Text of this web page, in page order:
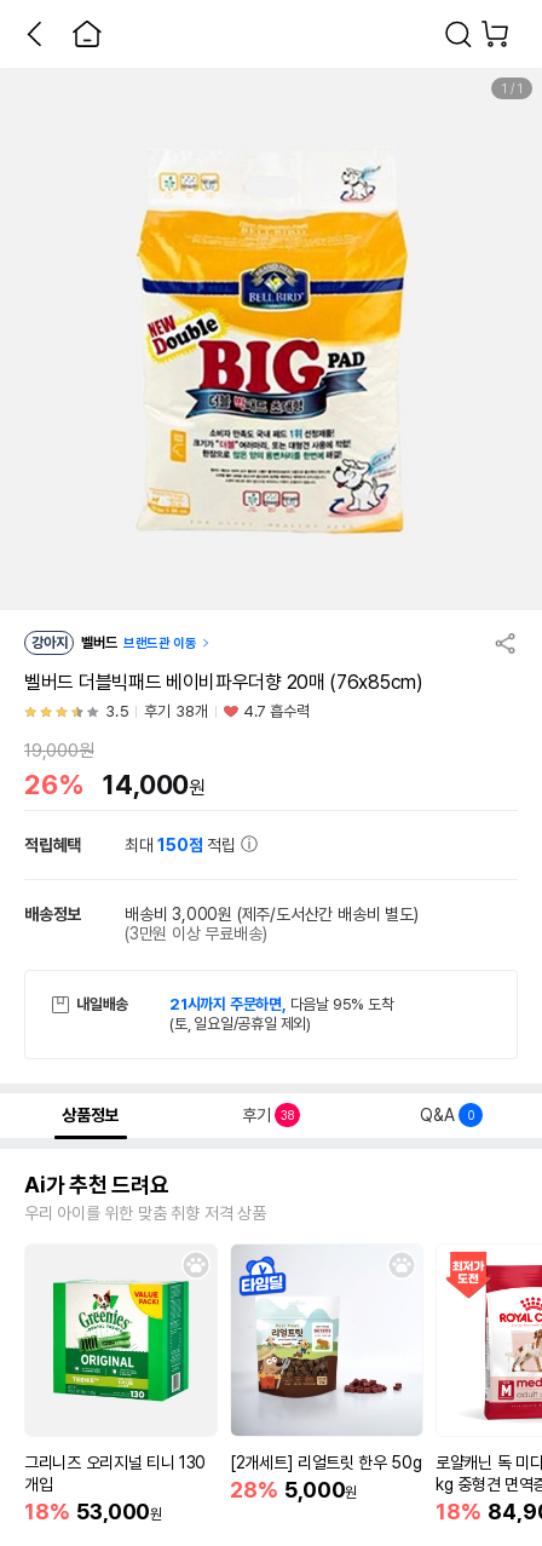
1 / 1
강아지 벨버드 브랜드관 이동
벨버드 더블빅패드 베이비파우더향 20매 (76x85cm)
3.5 후기 38개 4.7 흡수력
19,000원
26% 14,000원
적립혜택 최대150점 적립
배송정보 배송비 3,000원 (제주/도서산간 배송비 별도)
(3만원 이상 무료배송)
내일배송 21시까지 주문하면, 다음날 95% 도착
(토, 일요일/공휴일 제외)
상품정보 후기 38 Q&A 0
Ai가 추천 드려요
우리 아이를 위한 맞춤 취향 저격 상품
그리니즈 오리지널 티니 130
개입
18% 53,000원
[2개세트] 리얼트릿 한우 50g
28% 5,000원
로얄캐닌 독 미
kg 중형견 면역
18%